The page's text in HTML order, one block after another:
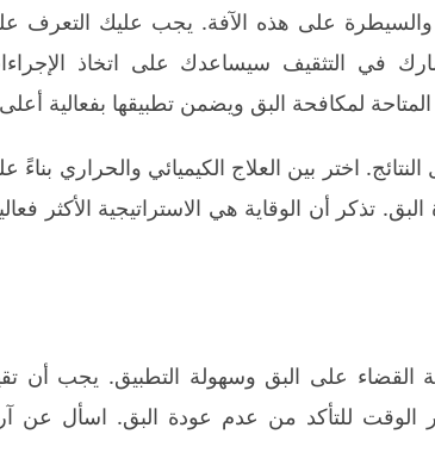
والسيطرة على هذه الآفة. يجب عليك التعرف
في التثقيف سيساعدك على اتخاذ
لمكافحة البق ويضمن تطبيقها بفعالية
اختر بين العلاج الكيميائي والحراري بناءً
تذكر أن الوقاية هي الاستراتيجية الأكثر
القضاء على البق وسهولة التطبيق. يجب أن
الوقت للتأكد من عدم عودة البق. اسأل عن